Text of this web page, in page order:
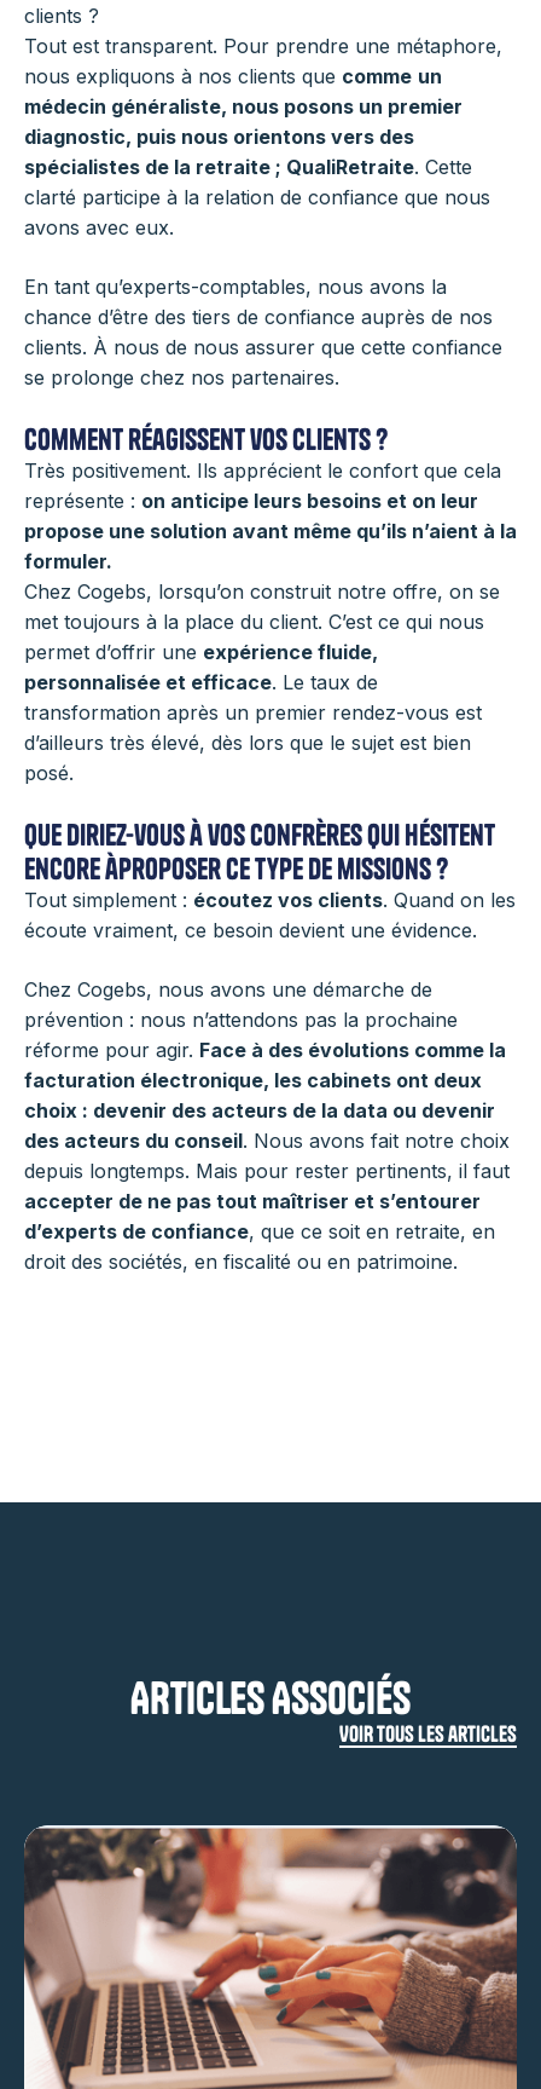
clients ?
Tout est transparent. Pour prendre une métaphore,
nous expliquons à nos clients que comme un
médecin généraliste, nous posons un premier
diagnostic, puis nous orientons vers des
spécialistes de la retraite ; QualiRetraite. Cette
clarté participe à la relation de confiance que nous
avons avec eux.
En tant qu’experts-comptables, nous avons la
chance d’être des tiers de confiance auprès de nos
clients. À nous de nous assurer que cette confiance
se prolonge chez nos partenaires.
Comment réagissent vos clients ?
Très positivement. Ils apprécient le confort que cela
représente : on anticipe leurs besoins et on leur
propose une solution avant même qu’ils n’aient à la
formuler.
Chez Cogebs, lorsqu’on construit notre offre, on se
met toujours à la place du client. C’est ce qui nous
permet d’offrir une expérience fluide,
personnalisée et efficace. Le taux de
transformation après un premier rendez-vous est
d’ailleurs très élevé, dès lors que le sujet est bien
posé.
Que diriez-vous à vos confrères qui hésitent
encore àproposer ce type de missions ?
Tout simplement : écoutez vos clients. Quand on les
écoute vraiment, ce besoin devient une évidence.
Chez Cogebs, nous avons une démarche de
prévention : nous n’attendons pas la prochaine
réforme pour agir. Face à des évolutions comme la
facturation électronique, les cabinets ont deux
choix : devenir des acteurs de la data ou devenir
des acteurs du conseil. Nous avons fait notre choix
depuis longtemps. Mais pour rester pertinents, il faut
accepter de ne pas tout maîtriser et s’entourer
d’experts de confiance, que ce soit en retraite, en
droit des sociétés, en fiscalité ou en patrimoine.
ARTICLES ASSOCIÉS
VOIR TOUS LES articles